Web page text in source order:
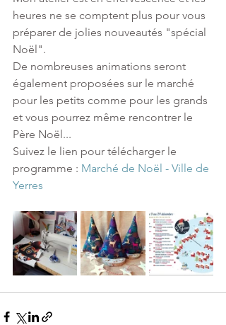
heures ne se comptent plus pour vous
préparer de jolies nouveautés "spécial
Noël".
De nombreuses animations seront
également proposées sur le marché
pour les petits comme pour les grands
et vous pourrez même rencontrer le
Père Noël...
Suivez le lien pour télécharger le
programme : Marché de Noël - Ville de
Yerres